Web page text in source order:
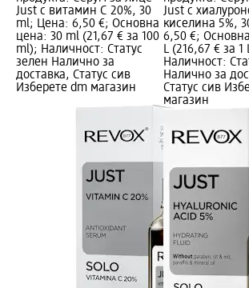
Just с витамин С 20%, 30
ml; Цена: 6,50 €; Основна
цена: 30 ml (21,67 € за 100
ml); Наличност: Статус
зелен Налично за
доставка, Статус сив
Изберете dm магазин
Just с
киселина 5%,
6,50 €;
L (216,67 € за 1
Наличност:
Налично за
Статус сив
магазин